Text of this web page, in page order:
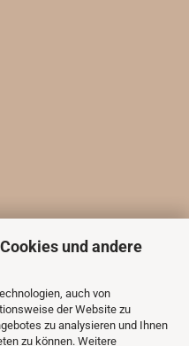
und andere
auch von
der Website zu
zu analysieren und Ihnen
zu können. Weitere